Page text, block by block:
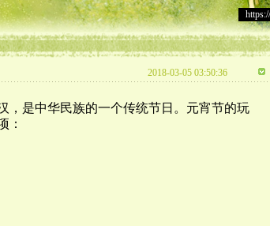
2018-03-05 03:50:36
，是中华民族的一个传统节日。元宵节的玩
：